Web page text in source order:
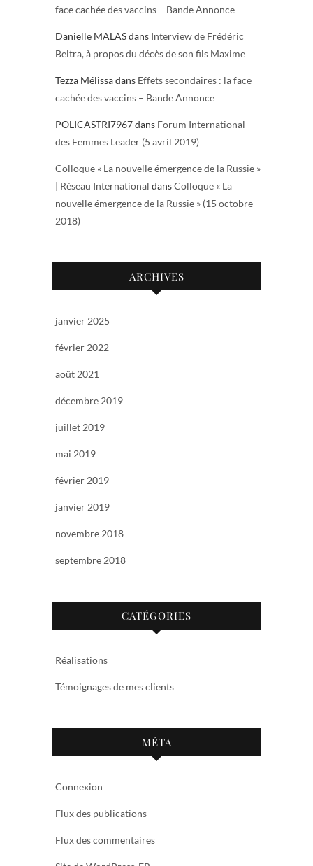
face cachée des vaccins – Bande Annonce
Danielle MALASdans Interview de Frédéric
Beltra, à propos du décès de son fils Maxime
Tezza Mélissadans Effets secondaires : la face
cachée des vaccins – Bande Annonce
POLICASTRI7967dans Forum International
des Femmes Leader (5 avril 2019)
Colloque « La nouvelle émergence de la Russie »
| Réseau International dansColloque « La
nouvelle émergence de la Russie » (15 octobre
2018)
ARCHIVES
janvier 2025
février 2022
août 2021
décembre 2019
juillet 2019
mai 2019
février 2019
janvier 2019
novembre 2018
septembre 2018
CATÉGORIES
Réalisations
Témoignages de mes clients
MÉTA
Connexion
Flux des publications
Flux des commentaires